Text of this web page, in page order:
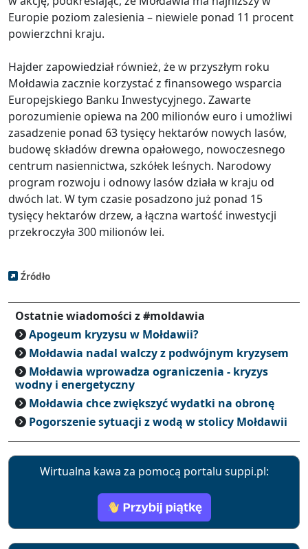
Europie poziom zalesienia – niewiele ponad 11 procent
powierzchni kraju.
Hajder zapowiedział również, że w przyszłym roku
Mołdawia zacznie korzystać z finansowego wsparcia
Europejskiego Banku Inwestycyjnego. Zawarte
porozumienie opiewa na 200 milionów euro i umożliwi
zasadzenie ponad 63 tysięcy hektarów nowych lasów,
budowę składów drewna opałowego, nowoczesnego
centrum nasiennictwa, szkółek leśnych. Narodowy
program rozwoju i odnowy lasów działa w kraju od
dwóch lat. W tym czasie posadzono już ponad 15
tysięcy hektarów drzew, a łączna wartość inwestycji
przekroczyła 300 milionów lei.
Źródło
Ostatnie wiadomości z #moldawia
Apogeum kryzysu w Mołdawii?
Mołdawia nadal walczy z podwójnym kryzysem
Mołdawia wprowadza ograniczenia - kryzys
wodny i energetyczny
Mołdawia chce zwiększyć wydatki na obronę
Pogorszenie sytuacji z wodą w stolicy Mołdawii
Wirtualna kawa za pomocą portalu suppi.pl: